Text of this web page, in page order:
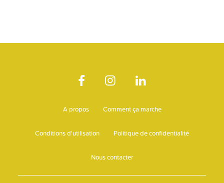
A propos Comment ça marche
Conditions d'utilisation Politique de confidentialité
Nous contacter